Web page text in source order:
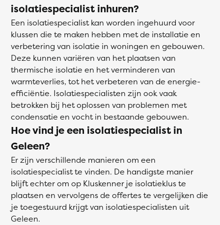
isolatiespecialist inhuren?
Een isolatiespecialist kan worden ingehuurd voor
klussen die te maken hebben met de installatie en
verbetering van isolatie in woningen en gebouwen.
Deze kunnen variëren van het plaatsen van
thermische isolatie en het verminderen van
warmteverlies, tot het verbeteren van de energie-
efficiëntie. Isolatiespecialisten zijn ook vaak
betrokken bij het oplossen van problemen met
condensatie en vocht in bestaande gebouwen.
Hoe vind je een isolatiespecialist in
Geleen?
Er zijn verschillende manieren om een
isolatiespecialist te vinden. De handigste manier
blijft echter om op Kluskenner je isolatieklus te
plaatsen en vervolgens de offertes te vergelijken die
je toegestuurd krijgt van isolatiespecialisten uit
Geleen.